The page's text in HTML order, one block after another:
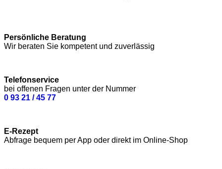
Persönliche Beratung
Wir beraten Sie kompetent und zuverlässig
Telefonservice
bei offenen Fragen unter der Nummer
0 93 21 / 45 77
E-Rezept
Abfrage bequem per App oder direkt im Online-Shop